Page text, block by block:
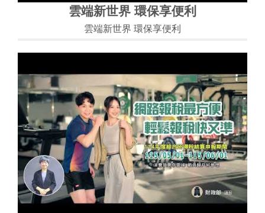
雲端新世界 環保享便利
雲端新世界 環保享便利